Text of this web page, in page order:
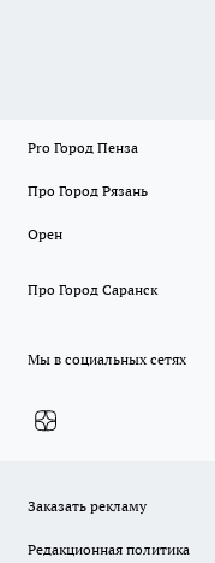
Pro Город Пенза
Про Город Рязань
Орен
Про Город Саранск
Мы в социальных сетях
Заказать рекламу
Редакционная политика